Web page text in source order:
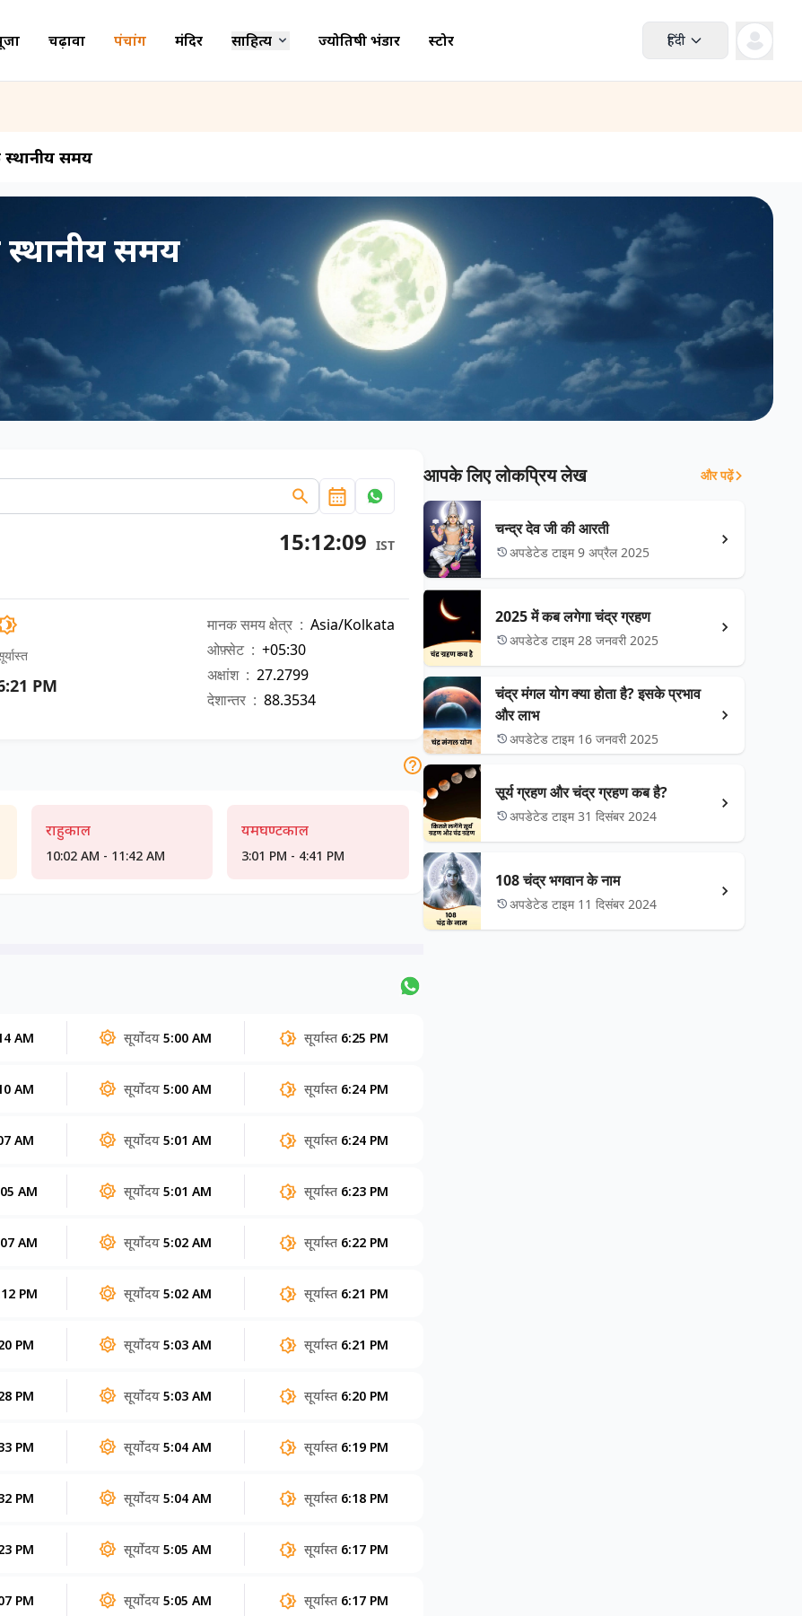
चढ़ावा पंचांग मंदिर साहित्य ज्योतिषी भंडार स्टोर हिंदी
स्थानीय समय
स्थानीय समय
15:12:09 IST
PM
मानक समय क्षेत्र : Asia/Kolkata
ओफ़्सेट : +05:30
अक्षांश : 27.2799
देशान्तर : 88.3534
राहुकाल
10:02 AM - 11:42 AM
यमघण्टकाल
3:01 PM - 4:41 PM
आपके लिए लोकप्रिय लेख और पढ़ें
चन्द्र देव जी की आरती
अपडेटेड टाइम 9 अप्रैल 2025
2025 में कब लगेगा चंद्र ग्रहण
अपडेटेड टाइम 28 जनवरी 2025
चंद्र मंगल योग क्या होता है? इसके प्रभाव
और लाभ
अपडेटेड टाइम 16 जनवरी 2025
सूर्य ग्रहण और चंद्र ग्रहण कब है?
अपडेटेड टाइम 31 दिसंबर 2024
108 चंद्र भगवान के नाम
अपडेटेड टाइम 11 दिसंबर 2024
AM सूर्योदय 5:00 AM सूर्यास्त 6:25 PM
AM सूर्योदय 5:00 AM सूर्यास्त 6:24 PM
AM सूर्योदय 5:01 AM सूर्यास्त 6:24 PM
AM सूर्योदय 5:01 AM सूर्यास्त 6:23 PM
AM सूर्योदय 5:02 AM सूर्यास्त 6:22 PM
PM सूर्योदय 5:02 AM सूर्यास्त 6:21 PM
PM सूर्योदय 5:03 AM सूर्यास्त 6:21 PM
PM सूर्योदय 5:03 AM सूर्यास्त 6:20 PM
PM सूर्योदय 5:04 AM सूर्यास्त 6:19 PM
PM सूर्योदय 5:04 AM सूर्यास्त 6:18 PM
PM सूर्योदय 5:05 AM सूर्यास्त 6:17 PM
PM सूर्योदय 5:05 AM सूर्यास्त 6:17 PM